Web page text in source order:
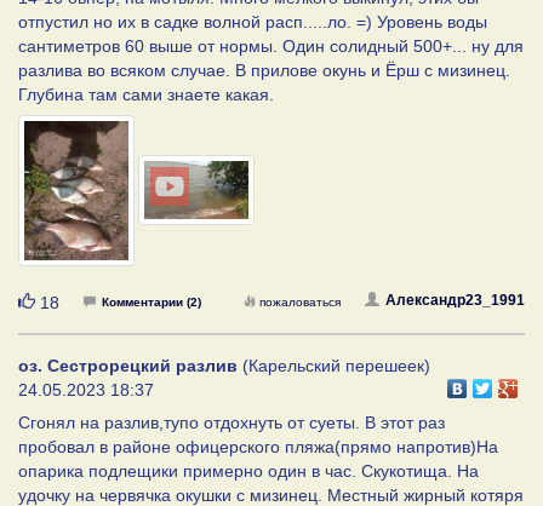
отпустил но их в садке волной расп.....ло. =) Уровень воды
сантиметров 60 выше от нормы. Один солидный 500+... ну для
разлива во всяком случае. В прилове окунь и Ёрш с мизинец.
Глубина там сами знаете какая.
Нравится
18 Комментарии (2) Александр23_1991
пожаловаться
оз. Сестрорецкий разлив (Карельский перешеек)
24.05.2023 18:37
Сгонял на разлив,тупо отдохнуть от суеты. В этот раз
пробовал в районе офицерского пляжа(прямо напротив)На
опарика подлещики примерно один в час. Скукотища. На
удочку на червячка окушки с мизинец. Местный жирный котяря